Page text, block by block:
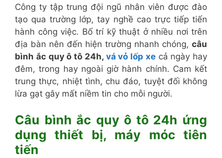
Công ty tập trung đội ngũ nhân viên được đào
tạo qua trường lớp, tay nghề cao trực tiếp tiến
hành công việc. Bố trí kỹ thuật ở nhiều nơi trên
địa bàn nên đến hiện trường nhanh chóng, câu
bình ắc quy ô tô 24h, vá vỏ lốp xecả ngày hay
đêm, trong hay ngoài giờ hành chính. Cam kết
trung thực, nhiệt tình, chu đáo, tuyệt đối không
lừa gạt gây mất niềm tin cho mỗi người.
Câu bình ắc quy ô tô 24h ứng
dụng thiết bị, máy móc tiên
tiến